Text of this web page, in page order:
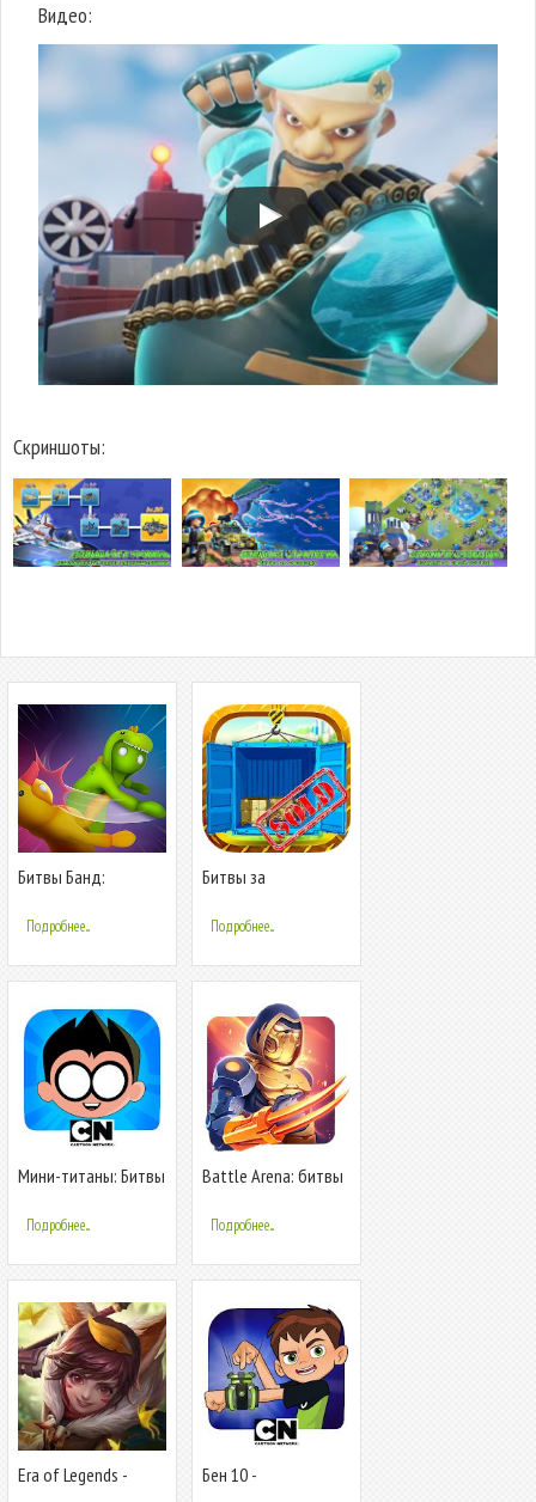
Видео:
Скриншоты:
Битвы Банд:
Подробнее...
Битвы за
Подробнее...
Мини-титаны: Битвы
Подробнее...
Battle Arena: битвы
наноси уроны!
Подробнее...
Era of Legends -
Бен 10 -